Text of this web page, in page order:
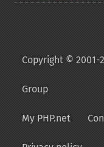
Copyright © 2001-
Group
My PHP.net